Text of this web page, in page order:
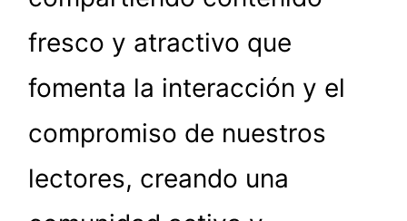
fresco y atractivo que
fomenta la interacción y el
compromiso de nuestros
lectores, creando una